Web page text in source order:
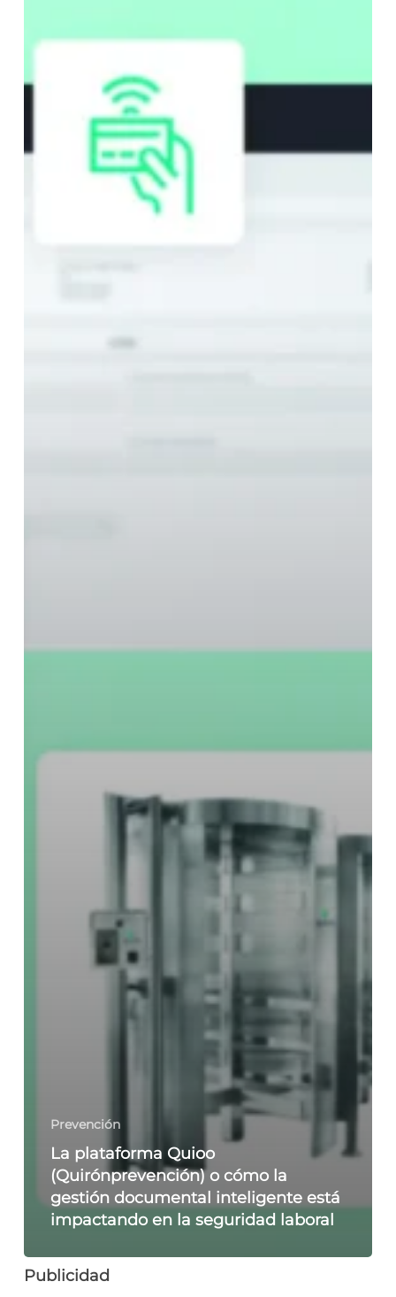
Prevención
La plataforma Quioo
(Quirónprevención) o cómo la
gestión documental inteligente está
impactando en la seguridad laboral
Publicidad